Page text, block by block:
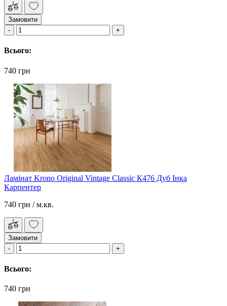
Замовити
Всього:
740 грн
Ламінат Krono Original Vintage Classic К476 Дуб Інка
Карпентер
740 грн / м.кв.
Замовити
Всього:
740 грн